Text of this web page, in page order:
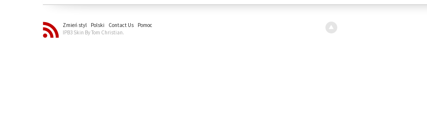
Zmień styl Polski Contact Us
Pomoc
IPB3 Skin By Tom Christian.